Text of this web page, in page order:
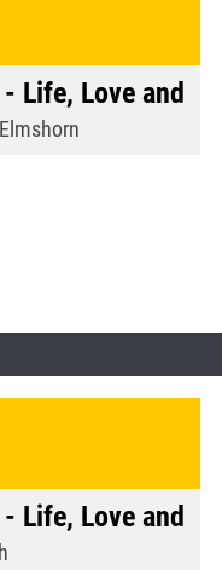
Life, Love and
Life, Love and